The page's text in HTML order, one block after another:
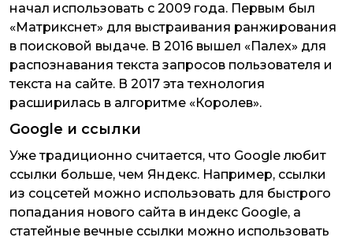
начал использовать с 2009 года. Первым был
«Матрикснет» для выстраивания ранжирования
в поисковой выдаче. В 2016 вышел «Палех» для
распознавания текста запросов пользователя и
текста на сайте. В 2017 эта технология
расширилась в алгоритме «Королев».
Google и ссылки
Уже традиционно считается, что Google любит
ссылки больше, чем Яндекс. Например, ссылки
из соцсетей можно использовать для быстрого
попадания нового сайта в индекс Google, а
статейные вечные ссылки можно использовать